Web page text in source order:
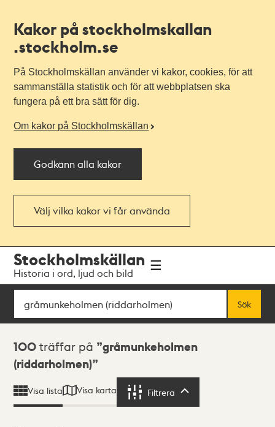
Kakor på stockholmskallan
.stockholm.se
På Stockholmskällan använder vi kakor, cookies, för att
sammanställa statistik och för att webbplatsen ska
fungera på ett bra sätt för dig.
Om kakor på Stockholmskällan
Godkänn alla kakor
Välj vilka kakor vi får använda
navigationen
huvudinnehållet
Stockholmskällan
Historia i ord, ljud och bild
Sök
Sök
Sökresultat
100 träffar på
gråmunkeholmen
(riddarholmen)
Visa lista Visa karta Filtrera